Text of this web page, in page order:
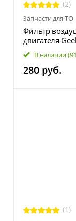
(2)
Запчасти для ТО
Фильтр
двигателя
2032047000
В наличии
280 руб.
(1)